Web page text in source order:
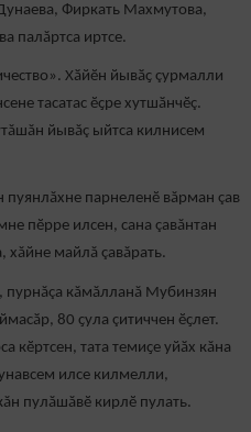
Фиркать Махмутова,
палăртса иртсе.
Хӑйӗн йывӑҫ çурмалли
тасатас ӗҫре хутшӑнчӗç.
йывăç ыйтса килнисем
пуянлăхне парнеленӗ вăрман çав
пӗрре илсен, сана çавăнтан
хăйне майлă çавăрать.
пурнăçа кăмăлланă Мубинзян
80 ҫула çитиччен ӗҫлет.
кӗртсен, тата темиҫе уйӑх кăна
илсе килмелли,
пулăшăвӗ кирлӗ пулать.